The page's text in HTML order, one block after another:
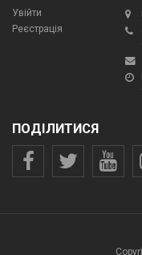
Увійти
Реєстрація
ПОДІЛИТИСЯ